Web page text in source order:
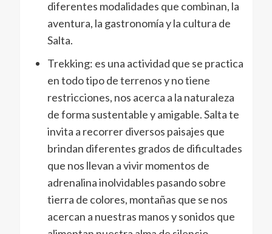
diferentes modalidades que combinan, la
aventura, la gastronomía y la cultura de
Salta.
Trekking: es una actividad que se practica
en todo tipo de terrenos y no tiene
restricciones, nos acerca a la naturaleza
de forma sustentable y amigable. Salta te
invita a recorrer diversos paisajes que
brindan diferentes grados de dificultades
que nos llevan a vivir momentos de
adrenalina inolvidables pasando sobre
tierra de colores, montañas que se nos
acercan a nuestras manos y sonidos que